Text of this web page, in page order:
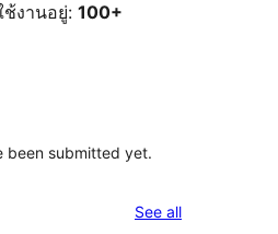
ช้งานอยู่: 100+
been submitted yet.
See allreviews